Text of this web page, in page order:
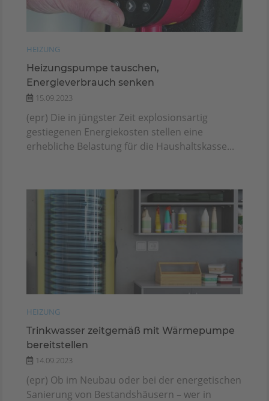
HEIZUNG
Heizungspumpe tauschen,
Energieverbrauch senken
15.09.2023
(epr) Die in jüngster Zeit explosionsartig
gestiegenen Energiekosten stellen eine
erhebliche Belastung für die Haushaltskasse...
HEIZUNG
Trinkwasser zeitgemäß mit Wärmepumpe
bereitstellen
14.09.2023
(epr) Ob im Neubau oder bei der energetischen
Sanierung von Bestandshäusern – wer in